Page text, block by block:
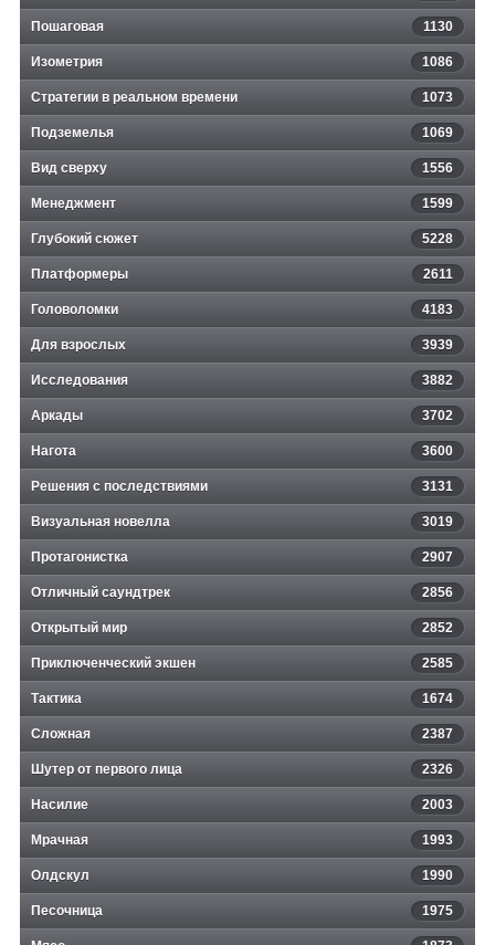
Пошаговая 1130
Изометрия 1086
Стратегии в реальном времени 1073
Подземелья 1069
Вид сверху 1556
Менеджмент 1599
Глубокий сюжет 5228
Платформеры 2611
Головоломки 4183
Для взрослых 3939
Исследования 3882
Аркады 3702
Нагота 3600
Решения с последствиями 3131
Визуальная новелла 3019
Протагонистка 2907
Отличный саундтрек 2856
Открытый мир 2852
Приключенческий экшен 2585
Тактика 1674
Сложная 2387
Шутер от первого лица 2326
Насилие 2003
Мрачная 1993
Олдскул 1990
Песочница 1975